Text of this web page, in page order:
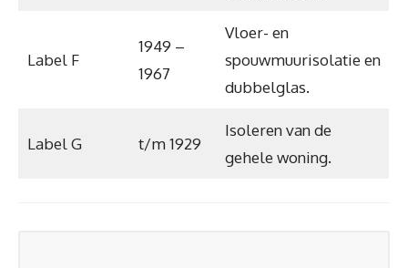
Label F
1949 –
1967
Vloer- en
spouwmuurisolatie en
dubbelglas.
Label G t/m 1929
Isoleren van de
gehele woning.